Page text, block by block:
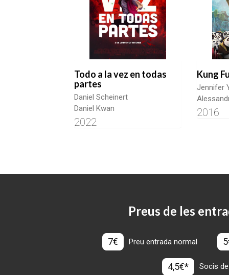
Todo a la vez en todas
partes
Daniel Scheinert
Daniel Kwan
2022
Kung
Jennifer
2016
Preus de les
7€ Preu entrada normal
4,5€* Socis